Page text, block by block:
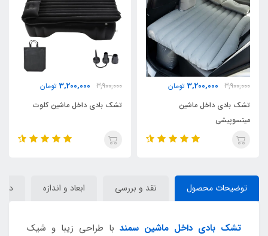
3,900,000
3,200,000
تشک بادی داخل ماشین کلوت
3,900,000
3,200,000
تشک بادی داخل ماشین ix55
توضیحات محصول نقد و بررسی ابعاد و اندازه
تشک بادی داخل ماشین سمند با طراحی زیبا و شیک